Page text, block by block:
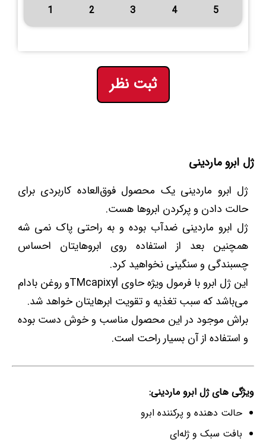
1 2 3 4 5
ثبت نظر
ژل ابرو ماردینی
ژل ابرو ماردینی یک محصول فوق‌العاده کاربردی برای
حالت دادن و پرکردن ابرو‌ها هست.
ژل ابرو ماردینی ضدآب بوده و به راحتی پاک نمی شه
همچنین بعد از استفاده روی ابروهایتان احساس
چسبندگی و سنگینی نخواهید کرد.
این ژل ابرو با فرمول ویژه حاوی TMcapixylو روغن بادام
می‌باشد که سبب تغذیه و تقویت ابرهایتان خواهد شد.
براش موجود در این محصول مناسب و خوش دست بوده
و استفاده از آن بسیار راحت است.
ویژگی های ژل ابرو ماردینی:
حالت دهنده و پرکننده ابرو
بافت سبک و ژله‌ای